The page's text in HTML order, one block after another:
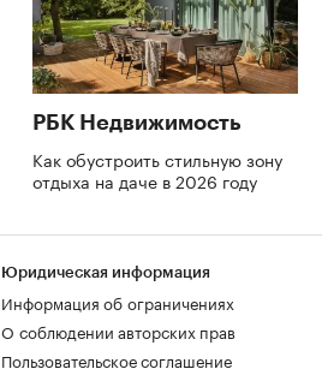
РБК Недвижимость
Как обустроить стильную зону
отдыха на даче в 2026 году
Юридическая информация
Информация об ограничениях
О соблюдении авторских прав
Пользовательское соглашение